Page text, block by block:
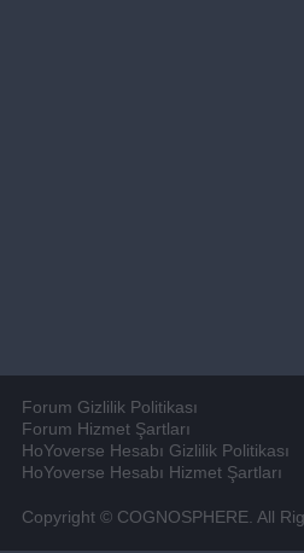
Forum Gizlilik Politikası
Forum Hizmet Şartları
HoYoverse Hesabı Gizlilik Politikası
HoYoverse Hesabı Hizmet Şartları
Copyright © COGNOSPHERE. All